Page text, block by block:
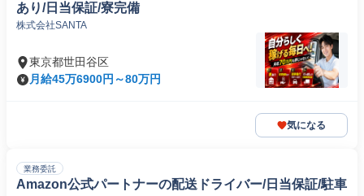
あり/日当保証/寮完備
株式会社SANTA
東京都世田谷区
月給45万6900円～80万円
気になる
業務委託
Amazon公式パートナーの配送ドライバー/日当保証/駐車